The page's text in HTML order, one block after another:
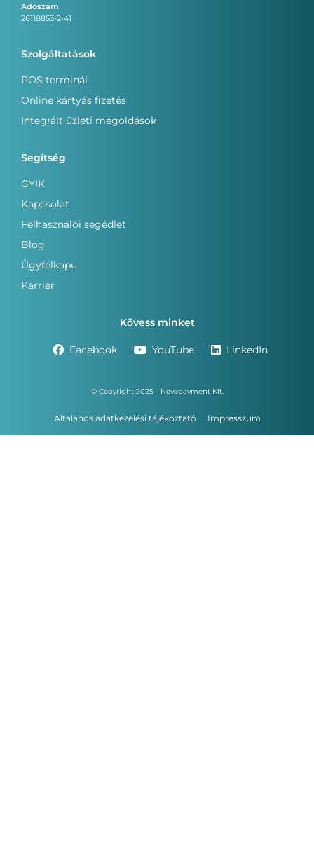
Adószám
26118853-2-41
Szolgáltatások
POS terminál
Online kártyás fizetés
Integrált üzleti megoldások
Segítség
GYIK
Kapcsolat
Felhasználói segédlet
Blog
Ügyfélkapu
Karrier
Kövess minket
Facebook YouTube LinkedIn
© Copyright 2025 - Novopayment Kft.
Általános adatkezelési tájékoztató Impresszum